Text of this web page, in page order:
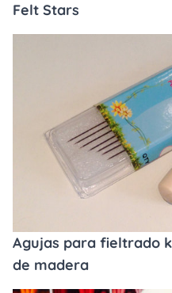
Felt Stars
Agujas para fieltrado
de madera